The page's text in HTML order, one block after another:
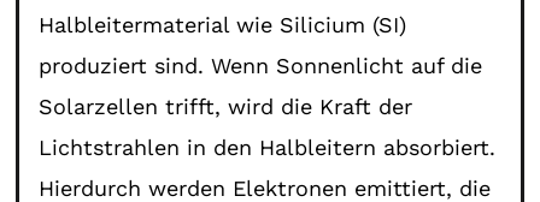
Halbleitermaterial wie Silicium (SI)
produziert sind. Wenn Sonnenlicht auf die
Solarzellen trifft, wird die Kraft der
Lichtstrahlen in den Halbleitern absorbiert.
Hierdurch werden Elektronen emittiert, die